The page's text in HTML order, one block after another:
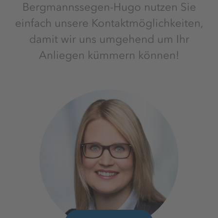
Bergmannssegen-Hugo nutzen Sie
einfach unsere Kontaktmöglichkeiten,
damit wir uns umgehend um Ihr
Anliegen kümmern können!